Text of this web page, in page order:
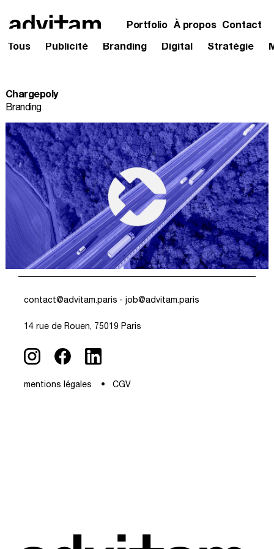
Portfolio À propos Contact
Tous Publicité Branding Digital Stratégie
Chargepoly
Branding
contact@advitam.paris - job@advitam.paris
14 rue de Rouen, 75019 Paris
mentions légales CGV